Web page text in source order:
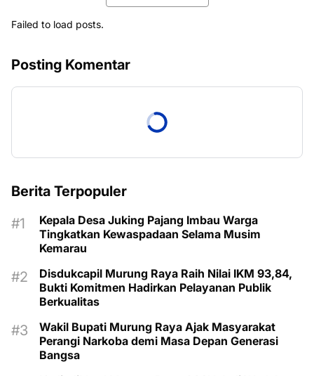
Failed to load posts.
Posting Komentar
Berita Terpopuler
Kepala Desa Juking Pajang Imbau Warga
Tingkatkan Kewaspadaan Selama Musim
Kemarau
Disdukcapil Murung Raya Raih Nilai IKM 93,84,
Bukti Komitmen Hadirkan Pelayanan Publik
Berkualitas
Wakil Bupati Murung Raya Ajak Masyarakat
Perangi Narkoba demi Masa Depan Generasi
Bangsa